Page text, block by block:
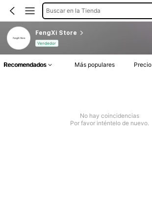
Buscar en la Tienda
FengXi Store
Vendedor
Recomendados Más populares Precio
No hay coincidencias
Por favor inténtelo de nuevo.